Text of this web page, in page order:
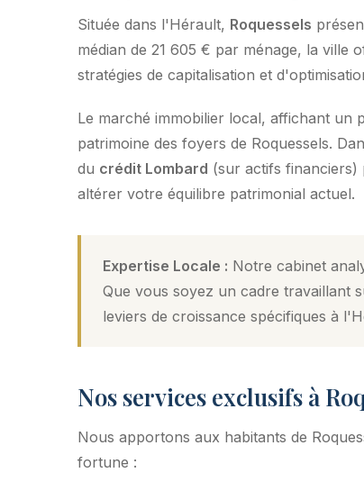
Située dans l'Hérault, Roquessels
médian de 21 605 € par ménage, la ville
stratégies de capitalisation et
Le marché immobilier local, affichant un
patrimoine des foyers de Roquessels.
du crédit Lombard (sur actifs financiers)
altérer votre équilibre patrimonial actuel.
Expertise Locale : Notre cabinet
Que vous soyez un cadre travaillant
leviers de croissance spécifiques à
Nos services exclusifs à
Nous apportons aux habitants de
fortune :